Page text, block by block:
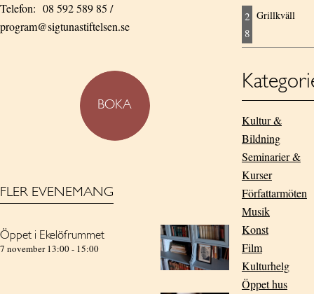
Telefon: 08 592 589 85 /
program@sigtunastiftelsen.se
BOKA
FLER EVENEMANG
Öppet i Ekelöfrummet
7 november 13:00- 15:00
2
8
Grillkväll
Kultur &
Bildning
Seminarier &
Kurser
Författarmöten
Musik
Konst
Film
Kulturhelg
Öppet hus